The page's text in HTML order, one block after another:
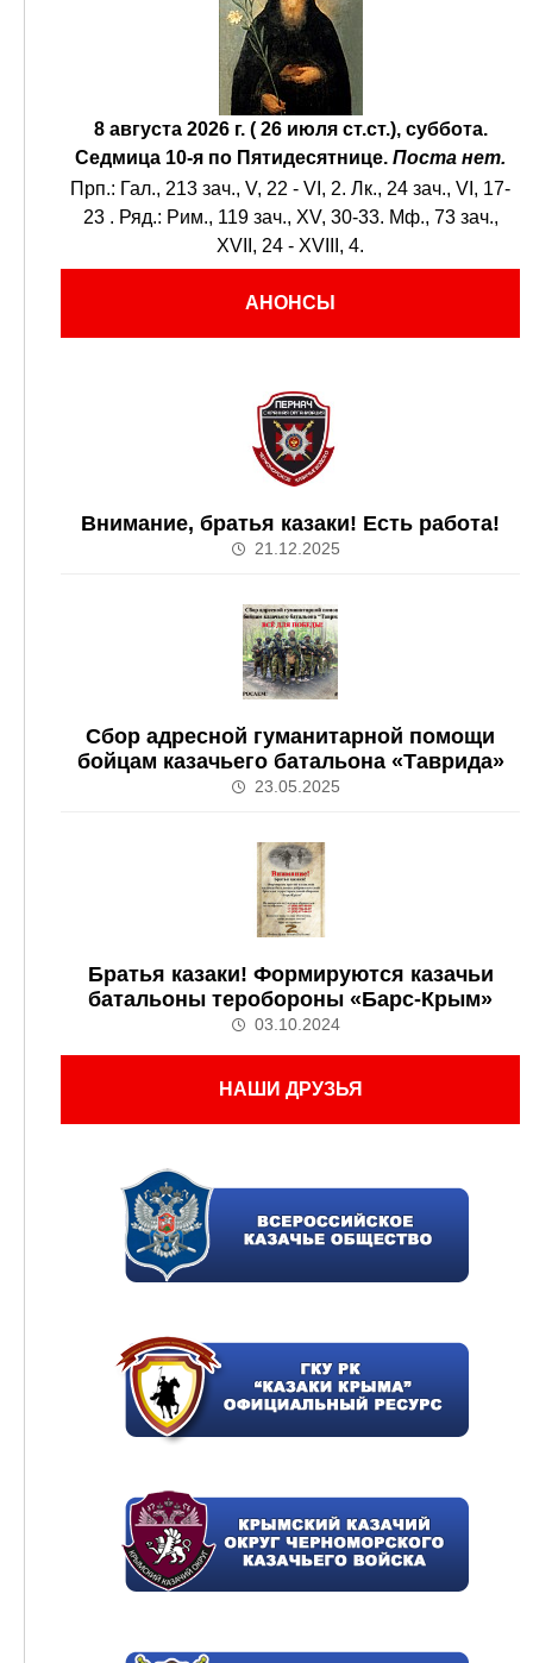
8 августа 2026 г. ( 26 июля ст.ст.), суббота.
Седмица 10-я по Пятидесятнице. Поста нет.
Прп.: Гал., 213 зач., V, 22 - VI, 2. Лк., 24 зач., VI, 17-
23 . Ряд.: Рим., 119 зач., XV, 30-33. Мф., 73 зач.,
XVII, 24 - XVIII, 4.
АНОНСЫ
Внимание, братья казаки! Есть работа!
21.12.2025
Сбор адресной гуманитарной помощи
бойцам казачьего батальона «Таврида»
23.05.2025
Братья казаки! Формируются казачьи
батальоны теробороны «Барс-Крым»
03.10.2024
НАШИ ДРУЗЬЯ